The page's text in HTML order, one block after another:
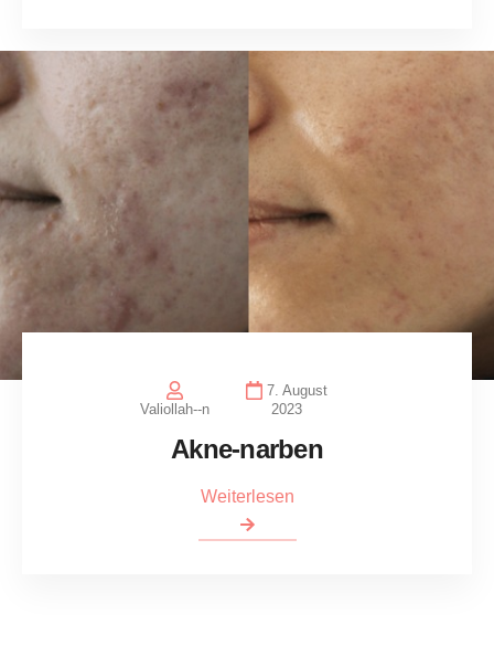
Valiollah--n
7. August
2023
Akne-narben
Weiterlesen